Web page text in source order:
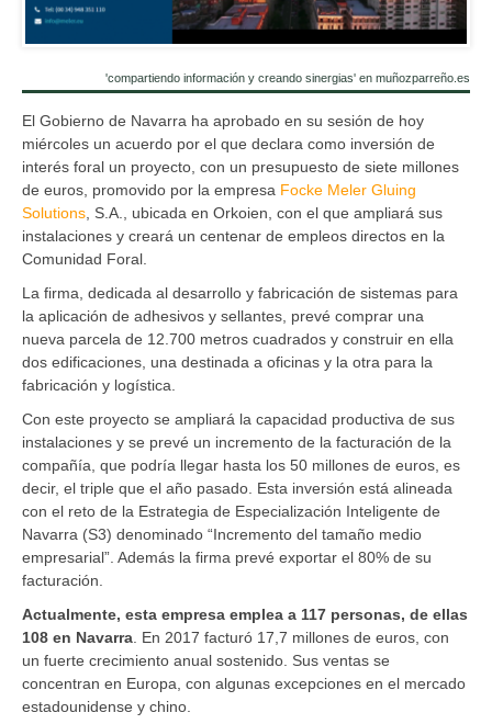
'compartiendo información y creando sinergias' en muñozparreño.es
El Gobierno de Navarra ha aprobado en su sesión de hoy
miércoles un acuerdo por el que declara como inversión de
interés foral un proyecto, con un presupuesto de siete millones
de euros, promovido por la empresa Focke Meler Gluing
Solutions , S.A., ubicada en Orkoien, con el que ampliará sus
instalaciones y creará un centenar de empleos directos en la
Comunidad Foral.
La firma, dedicada al desarrollo y fabricación de sistemas para
la aplicación de adhesivos y sellantes, prevé comprar una
nueva parcela de 12.700 metros cuadrados y construir en ella
dos edificaciones, una destinada a oficinas y la otra para la
fabricación y logística.
Con este proyecto se ampliará la capacidad productiva de sus
instalaciones y se prevé un incremento de la facturación de la
compañía, que podría llegar hasta los 50 millones de euros, es
decir, el triple que el año pasado. Esta inversión está alineada
con el reto de la Estrategia de Especialización Inteligente de
Navarra (S3) denominado “Incremento del tamaño medio
empresarial”. Además la firma prevé exportar el 80% de su
facturación.
Actualmente, esta empresa emplea a 117 personas, de ellas
108 en Navarra . En 2017 facturó 17,7 millones de euros, con
un fuerte crecimiento anual sostenido. Sus ventas se
concentran en Europa, con algunas excepciones en el mercado
estadounidense y chino.